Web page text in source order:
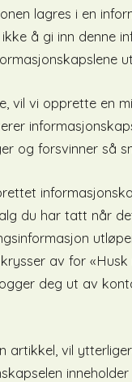
lagres i en
å gi inn denne
vil vi opprette en
og forsvinner så
du har tatt når
av for «Husk
deg ut av
artikkel, vil